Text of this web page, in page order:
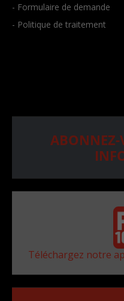
- Formulaire de demande
- Politique de traitement
ABONNEZ-
Téléchargez notre